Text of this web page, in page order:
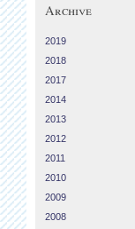
Archive
2019
2018
2017
2014
2013
2012
2011
2010
2009
2008